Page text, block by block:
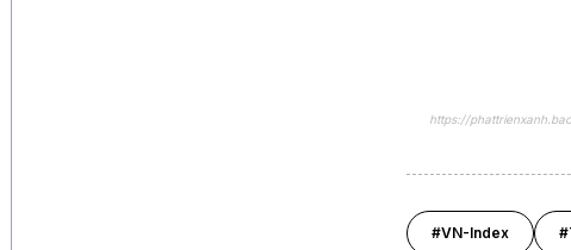
https://
#VN-Index